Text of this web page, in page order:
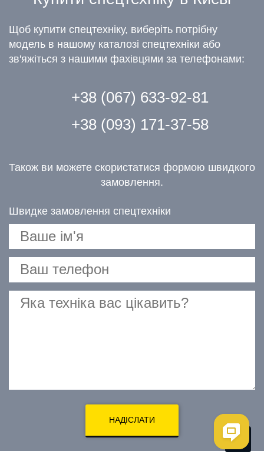
Щоб купити спецтехніку, виберіть потрібну
модель в нашому каталозі спецтехніки або
зв'яжіться з нашими фахівцями за телефонами:
+38 (067) 633-92-81
+38 (093) 171-37-58
Також ви можете скористатися формою швидкого
замовлення.
Швидке замовлення спецтехніки
НАДІСЛАТИ